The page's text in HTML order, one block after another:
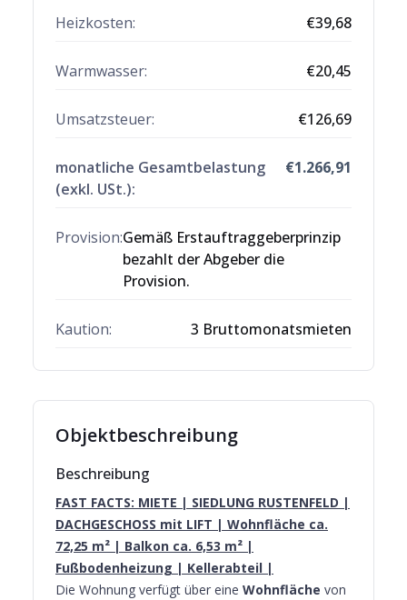
Heizkosten: €39,68
Warmwasser: €20,45
Umsatzsteuer: €126,69
monatliche Gesamtbelastung
(exkl. USt.):
€1.266,91
Provision:Gemäß Erstauftraggeberprinzip
bezahlt der Abgeber die
Provision.
Kaution: 3 Bruttomonatsmieten
Objektbeschreibung
Beschreibung
FAST FACTS: MIETE | SIEDLUNG RUSTENFELD |
DACHGESCHOSS mit LIFT | Wohnfläche ca.
72,25 m² | Balkon ca. 6,53 m² |
Fußbodenheizung | Kellerabteil |
Die Wohnung verfügt über eine Wohnfläche von